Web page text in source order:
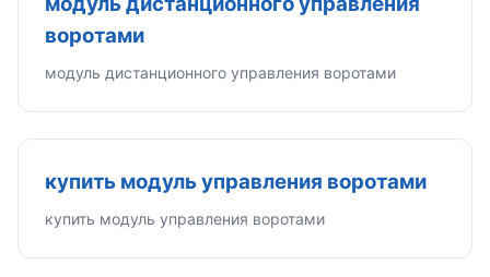
воротами
модуль дистанционного управления воротами
купить модуль управления воротами
купить модуль управления воротами